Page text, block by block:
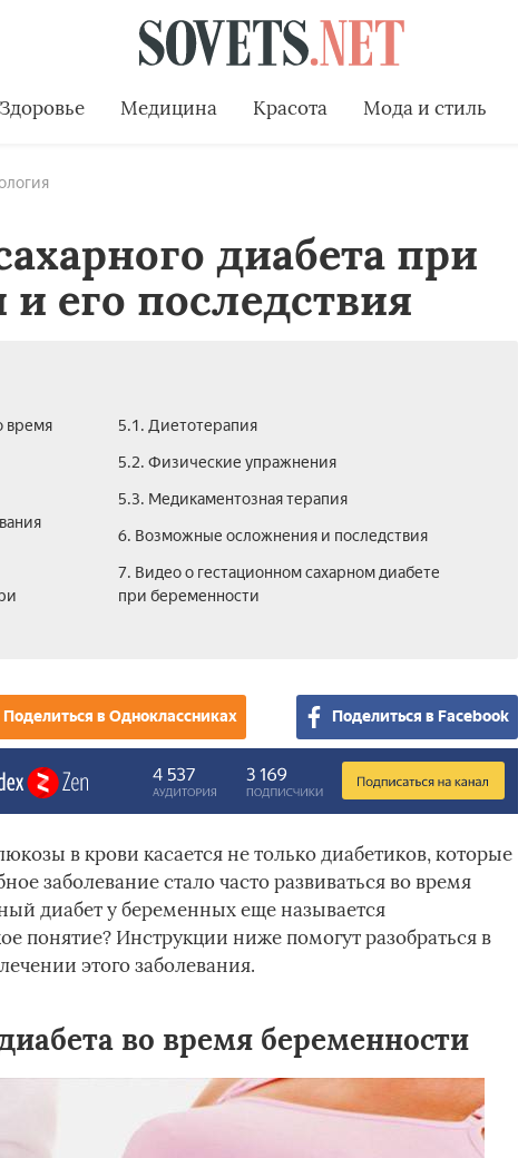
Здоровье Медицина Красота Мода и стиль
диабета при
его последствия
время
5.1. Диетотерапия
5.2. Физические упражнения
5.3. Медикаментозная терапия
6. Возможные осложнения и последствия
7. Видео о гестационном сахарном диабете
при беременности
Поделиться в Одноклассниках Поделиться в Facebook
в крови касается не только диабетиков, которые
заболевание стало часто развиваться во время
диабет у беременных еще называется
понятие? Инструкции ниже помогут разобраться в
этого заболевания.
во время беременности